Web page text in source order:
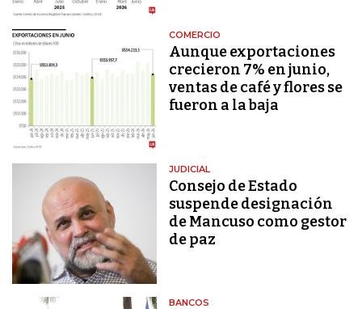
COMERCIO
Aunque exportaciones
crecieron 7% en junio,
ventas de café y flores se
fueron a la baja
JUDICIAL
Consejo de Estado
suspende designación
de Mancuso como gestor
de paz
BANCOS